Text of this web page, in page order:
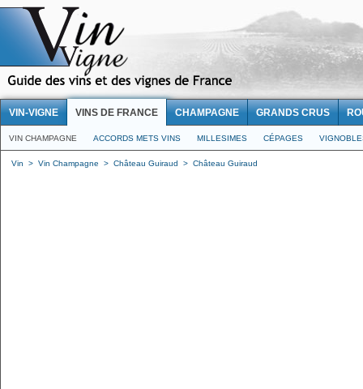
VIN-VIGNE VINS DE FRANCE CHAMPAGNE GRANDS CRUS
VIN CHAMPAGNE ACCORDS METS VINS MILLESIMES CÉPAGES
Vin > Vin Champagne > Château Guiraud > Château Guiraud